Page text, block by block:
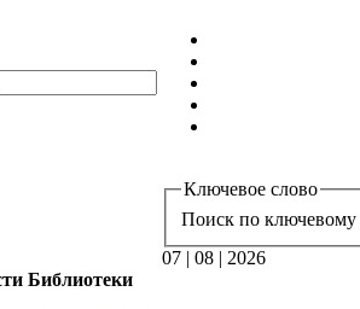
Ключевое слово
Поиск по ключевому
07 | 08 | 2026
Библиотеки